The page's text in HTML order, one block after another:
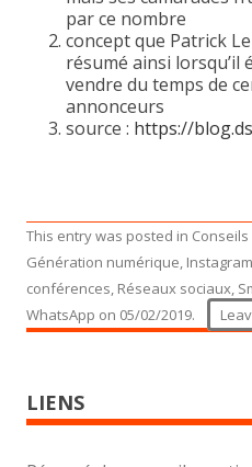
par ce nombre
concept que Patrick
résumé ainsi lorsqu’il
vendre du temps de
annonceurs
source : https://
This entry was posted in
Génération numérique, Instagram
conférences, Réseaux sociaux,
WhatsApp on 05/02/2019.
LIENS